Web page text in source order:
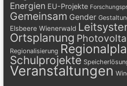
Energien EU-Projekte
Gemeinsam Gender
Elsbeere Wienerwald
Ortsplanung
Regionalisierung
Schulprojekte
Veranstaltungen